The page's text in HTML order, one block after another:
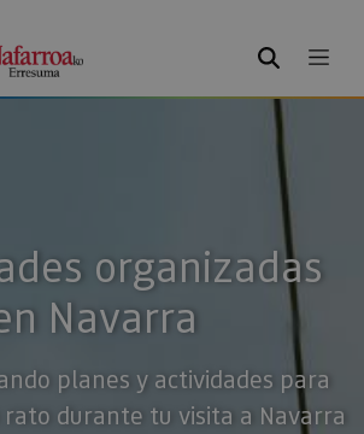
BUSCAR
organizadas
Navarra
planes y actividades para
durante tu visita a Navarra